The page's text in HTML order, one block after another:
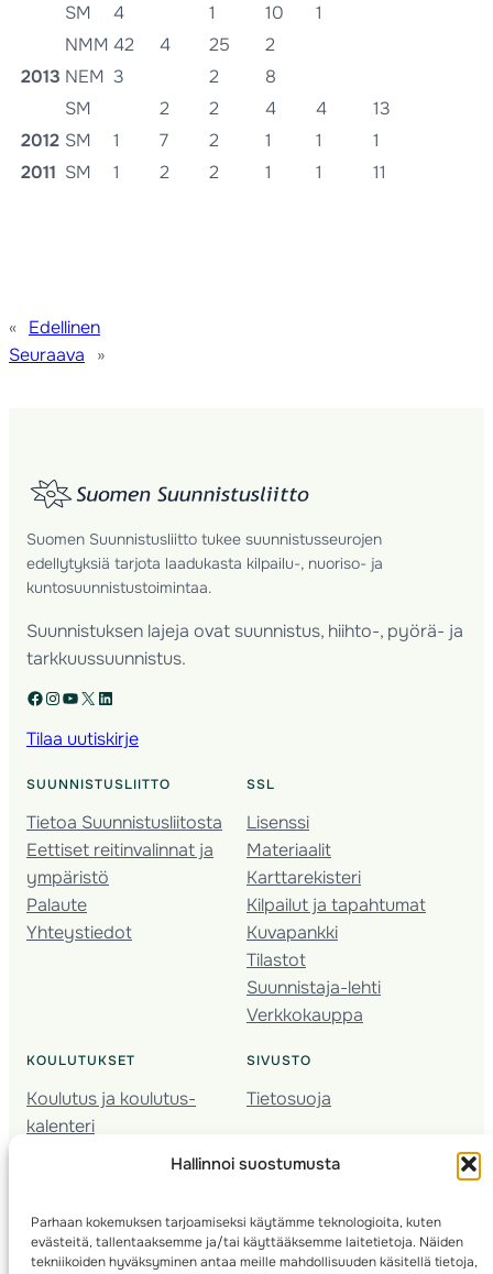
Hallinnoi suostumusta
Parhaan kokemuksen tarjoamiseksi käytämme teknologioita, kuten
evästeitä, tallentaaksemme ja/tai käyttääksemme laitetietoja. Näiden
tekniikoiden hyväksyminen antaa meille mahdollisuuden käsitellä tietoja,
SM
4 1 10 1
2013
NMM 42 4 25
2
NEM 3 2
8
SM
2 2 4 4
13
2012 SM 1 7 2 1 1
1
2011 SM 1 2 2 1 1 11
« Edellinen
Seuraava
»
Suomen Suunnistusliitto tukee suunnistusseurojen
edellytyksiä tarjota laadukasta kilpailu-, nuoriso- ja
kuntosuunnistustoimintaa.
Suunnistuksen lajeja ovat suunnistus, hiihto-, pyörä- ja
tarkkuussuunnistus.
Facebook Instagram YouTube X LinkedIn
Tilaa uutiskirje
SUUNNISTUSLIITTO
Tietoa Suunnistusliitosta
Eettiset reitinvalinnat ja
ympäristö
Palaute
Yhteystiedot
SSL
Lisenssi
Materiaalit
Karttarekisteri
Kilpailut ja tapahtumat
Kuvapankki
Tilastot
Suunnistaja-lehti
Verkkokauppa
KOULUTUKSET
Koulutus ja koulutus­
kalenteri
Nuorison koulutukset
Kartoitus
Ratamestari
SIVUSTO
Tietosuoja